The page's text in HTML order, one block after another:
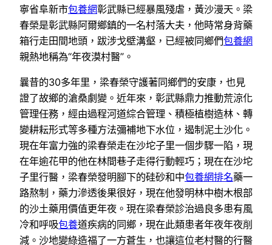
寧省阜新市包養網彰武縣已經暴風殘虐，黃沙漫天。梁
春榮是彰武縣阿爾鄉鎮的一名村落大夫，他時常身背藥
箱行走田間地頭，跋涉戈壁溝壑，已經被同鄉們包養網
親熱地稱為“年夜漠村醫”。
曩昔的30多年里，梁春榮守護著同鄉們的安康，也見
證了故鄉的滄桑劇變。近年來，彰武縣鼎力推動荒涼化
管理任務，經由過程河道綜合管理、積極植樹造林、轉
變耕耘形式等多種方法彌補地下水位，遏制泥土沙化。
現在年富力強的梁春榮走在沙坨子里一個步驟一陷，現
在年逾花甲的他在林間巷子走得行動輕巧；現在在沙坨
子里行醫，梁春榮發明腳下的硅砂和中包養網排名藥一
路熬制，藥力滲透後果很好，現在他發明林中樹木根部
的沙土藥用價值更年夜。現在梁春榮診治過良多患有風
冷和呼吸包養道疾病的同鄉，現在此類患者年夜年夜削
減。沙地變綠造福了一方蒼生，也讓這位老村醫的行醫